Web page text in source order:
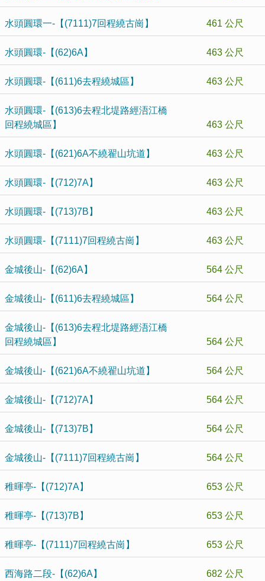
水頭圓環一-【(7111)7回程繞古崗】 461 公尺
水頭圓環-【(62)6A】 463 公尺
水頭圓環-【(611)6去程繞城區】 463 公尺
水頭圓環-【(613)6去程北堤路經浯江橋
回程繞城區】
463 公尺
水頭圓環-【(621)6A不繞翟山坑道】 463 公尺
水頭圓環-【(712)7A】 463 公尺
水頭圓環-【(713)7B】 463 公尺
水頭圓環-【(7111)7回程繞古崗】 463 公尺
金城後山-【(62)6A】 564 公尺
金城後山-【(611)6去程繞城區】 564 公尺
金城後山-【(613)6去程北堤路經浯江橋
回程繞城區】
564 公尺
金城後山-【(621)6A不繞翟山坑道】 564 公尺
金城後山-【(712)7A】 564 公尺
金城後山-【(713)7B】 564 公尺
金城後山-【(7111)7回程繞古崗】 564 公尺
稚暉亭-【(712)7A】 653 公尺
稚暉亭-【(713)7B】 653 公尺
稚暉亭-【(7111)7回程繞古崗】 653 公尺
西海路二段-【(62)6A】 682 公尺